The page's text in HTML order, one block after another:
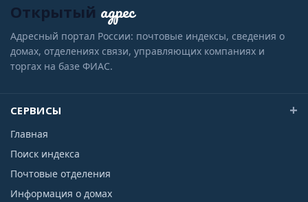
Открытый адрес
Адресный портал России: почтовые индексы, сведения о
домах, отделениях связи, управляющих компаниях и
торгах на базе ФИАС.
СЕРВИСЫ
Главная
Поиск индекса
Почтовые отделения
Информация о домах